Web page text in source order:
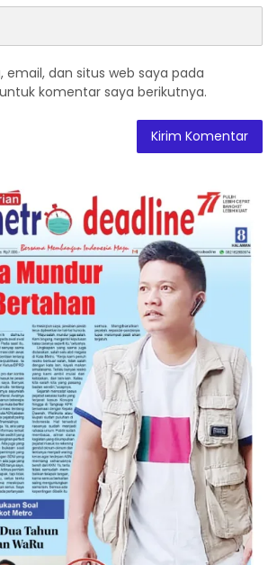
email, dan situs web saya pada
komentar saya berikutnya.